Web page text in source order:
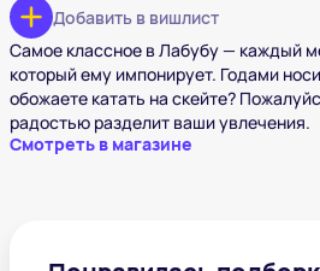
Добавить в вишлист
Самое классное в Лабубу — каждый
который ему импонирует. Годами
обожаете катать на скейте?
радостью разделит ваши увлечения.
Смотреть в магазине